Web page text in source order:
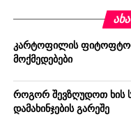
კარტოფილის
მოქმედებები
როგორ შევზღუდოთ ხის
დამახინჯების გარეშე